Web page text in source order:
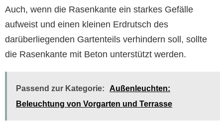
Auch, wenn die Rasenkante ein starkes Gefälle
aufweist und einen kleinen Erdrutsch des
darüberliegenden Gartenteils verhindern soll, sollte
die Rasenkante mit Beton unterstützt werden.
Passend zur Kategorie:
Außenleuchten:
Beleuchtung von Vorgarten und Terrasse